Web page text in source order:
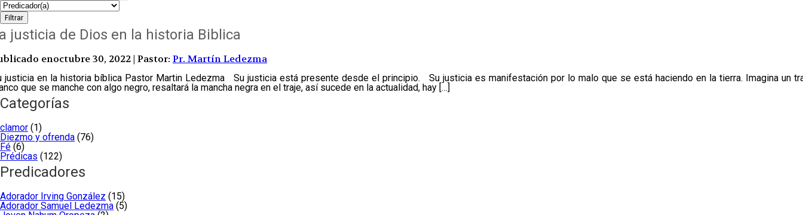
justicia de Dios en la historia Biblica
enoctubre 30, 2022 | Pastor: Pr. Martín Ledezma
justicia en la historia bíblica Pastor Martin Ledezma Su justicia está presente desde el principio. Su justicia es manifestación por lo malo que se está haciendo en la tierra. Imagina un
que se manche con algo negro, resaltará la mancha negra en el traje, así sucede en la actualidad, hay […]
Categorías
clamor (1)
Diezmo y ofrenda (76)
Fé (6)
Prédicas (122)
Predicadores
Adorador Irving González (15)
Adorador Samuel Ledezma (5)